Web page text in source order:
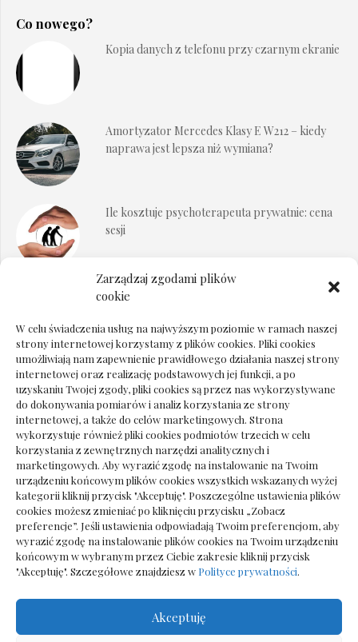
Zarządzaj zgodami plików
cookie
W celu świadczenia usług na najwyższym poziomie w ramach naszej
strony internetowej korzystamy z plików cookies. Pliki cookies
umożliwiają nam zapewnienie prawidłowego działania naszej strony
internetowej oraz realizację podstawowych jej funkcji, a po
uzyskaniu Twojej zgody, pliki cookies są przez nas wykorzystywane
do dokonywania pomiarów i analiz korzystania ze strony
internetowej, a także do celów marketingowych. Strona
wykorzystuje również pliki cookies podmiotów trzecich w celu
korzystania z zewnętrznych narzędzi analitycznych i
marketingowych. Aby wyrazić zgodę na instalowanie na Twoim
urządzeniu końcowym plików cookies wszystkich wskazanych wyżej
kategorii kliknij przycisk "Akceptuję". Poszczególne ustawienia plików
cookies możesz zmieniać po kliknięciu przycisku „Zobacz
preferencje”. Jeśli ustawienia odpowiadają Twoim preferencjom, aby
wyrazić zgodę na instalowanie plików cookies na Twoim urządzeniu
końcowym w wybranym przez Ciebie zakresie kliknij przycisk
"Akceptuję". Szczegółowe znajdziesz w Polityce prywatności.
Akceptuję
Co nowego?
Kopia danych z telefonu przy czarnym ekranie
Amortyzator Mercedes Klasy E W212 – kiedy
naprawa jest lepsza niż wymiana?
Ile kosztuje psychoterapeuta prywatnie: cena
sesji
Dokumenty do odbioru przy zmianie biura
Deska podłogowa do salonu: jak wybrać bez
pośpiechu